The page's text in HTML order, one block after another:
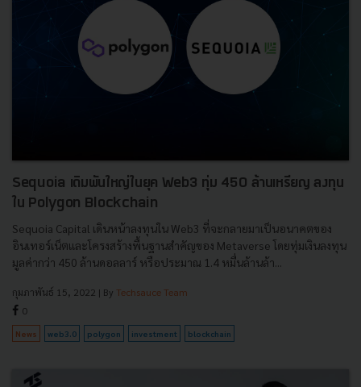
Sequoia เดิมพันใหญ่ในยุค Web3 ทุ่ม 450 ล้านเหรียญ ลงทุน
ใน Polygon Blockchain
Sequoia Capital เดินหน้าลงทุนใน Web3 ที่จะกลายมาเป็นอนาคตของ
อินเทอร์เน็ตและโครงสร้างพื้นฐานสำคัญของ Metaverse โดยทุ่มเงินลงทุน
มูลค่ากว่า 450 ล้านดอลลาร์ หรือประมาณ 1.4 หมื่นล้านล้า...
กุมภาพันธ์ 15, 2022 | By Techsauce Team
0
News web3.0 polygon investment blockchain